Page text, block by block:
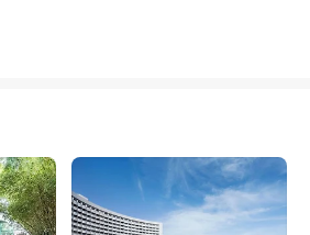
수 있으니 특가를 잘 활
무 간편하고 방문객들의
있다고하니꼭 회원가입
가는 여행지를 모아놓은
로 계획이 있으신 분은 둘
는 텍사스 호텔 베스트웨
크클럽 쿼터스 호텔 인 휴
앤 스위트베..